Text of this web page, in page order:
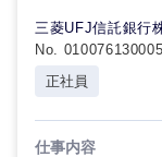
三菱UFJ信託銀行
No.
正社員
仕事内容